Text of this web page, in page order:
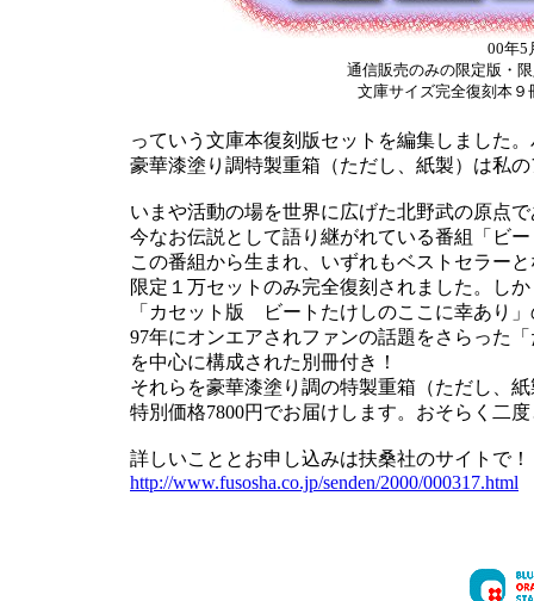
00年5
通信販売のみの限定版・
文庫サイズ完全復刻本９
っていう文庫本復刻版セットを編集しました
豪華漆塗り調特製重箱（ただし、紙製）は私
いまや活動の場を世界に広げた北野武の原点
今なお伝説として語り継がれている番組「ビ
この番組から生まれ、いずれもベストセラー
限定１万セットのみ完全復刻されました。し
「カセット版 ビートたけしのここに幸あり
97年にオンエアされファンの話題をさらった
を中心に構成された別冊付き！
それらを豪華漆塗り調の特製重箱（ただし、
特別価格7800円でお届けします。おそらく二
詳しいこととお申し込みは扶桑社のサイトで！
http://www.fusosha.co.jp/senden/2000/000317.html